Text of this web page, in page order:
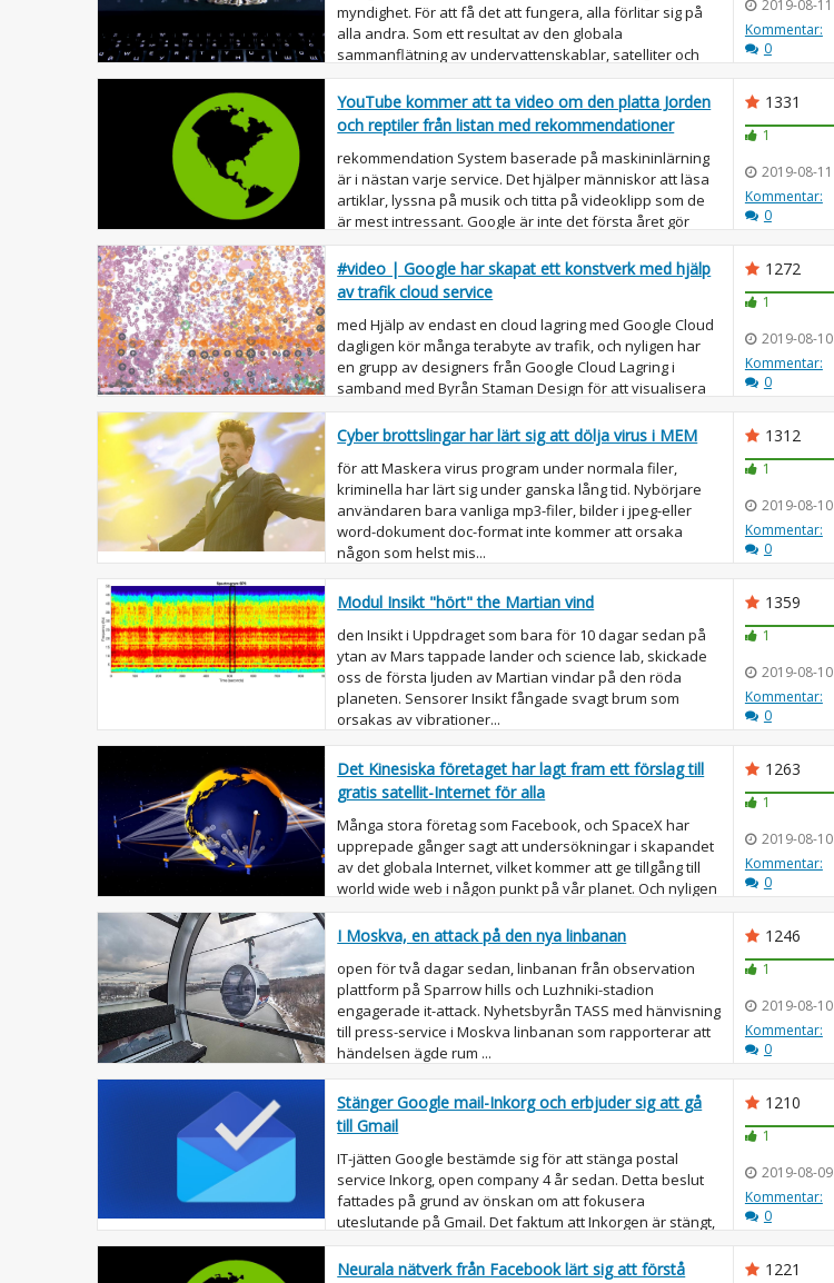
myndighet. För att få det att fungera, alla förlitar sig på
alla andra. Som ett resultat av den globala
sammanflätning av undervattenskablar, satelliter och
andra tekniker...
2019-08-11
Kommentar:
0
YouTube kommer att ta video om den platta Jorden
och reptiler från listan med rekommendationer
rekommendation System baserade på maskininlärning
är i nästan varje service. Det hjälper människor att läsa
artiklar, lyssna på musik och titta på videoklipp som de
är mest intressant. Google är inte det första året gör
ändringar ...
1331
1
2019-08-11
Kommentar:
0
#video | Google har skapat ett konstverk med hjälp
av trafik cloud service
med Hjälp av endast en cloud lagring med Google Cloud
dagligen kör många terabyte av trafik, och nyligen har
en grupp av designers från Google Cloud Lagring i
samband med Byrån Staman Design för att visualisera
dessa flöden. Men i...
1272
1
2019-08-10
Kommentar:
0
Cyber brottslingar har lärt sig att dölja virus i MEM
för att Maskera virus program under normala filer,
kriminella har lärt sig under ganska lång tid. Nybörjare
användaren bara vanliga mp3-filer, bilder i jpeg-eller
word-dokument doc-format inte kommer att orsaka
någon som helst mis...
1312
1
2019-08-10
Kommentar:
0
Modul Insikt "hört" the Martian vind
den Insikt i Uppdraget som bara för 10 dagar sedan på
ytan av Mars tappade lander och science lab, skickade
oss de första ljuden av Martian vindar på den röda
planeten. Sensorer Insikt fångade svagt brum som
orsakas av vibrationer...
1359
1
2019-08-10
Kommentar:
0
Det Kinesiska företaget har lagt fram ett förslag till
gratis satellit-Internet för alla
Många stora företag som Facebook, och SpaceX har
upprepade gånger sagt att undersökningar i skapandet
av det globala Internet, vilket kommer att ge tillgång till
world wide web i någon punkt på vår planet. Och nyligen
blev det kän...
1263
1
2019-08-10
Kommentar:
0
I Moskva, en attack på den nya linbanan
open för två dagar sedan, linbanan från observation
plattform på Sparrow hills och Luzhniki-stadion
engagerade it-attack. Nyhetsbyrån TASS med hänvisning
till press-service i Moskva linbanan som rapporterar att
händelsen ägde rum ...
1246
1
2019-08-10
Kommentar:
0
Stänger Google mail-Inkorg och erbjuder sig att gå
till Gmail
IT-jätten Google bestämde sig för att stänga postal
service Inkorg, open company 4 år sedan. Detta beslut
fattades på grund av önskan om att fokusera
uteslutande på Gmail. Det faktum att Inkorgen är stängt,
rapporterade Google på ...
1210
1
2019-08-09
Kommentar:
0
Neurala nätverk från Facebook lärt sig att förstå
1221